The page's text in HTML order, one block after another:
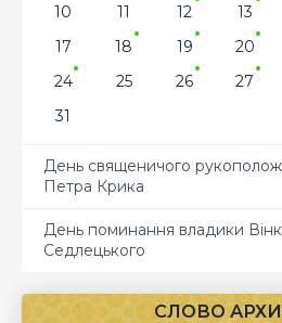
10
11 12 13
17
18 19 20
24
25 26 27
31
День священичого
Петра Крика
День поминання владики
Седлецького
СЛОВО